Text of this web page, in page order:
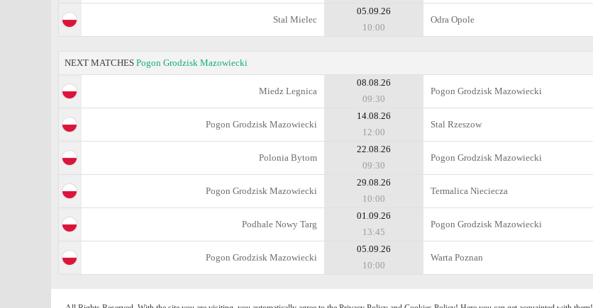
Stal Mielec
05.09.26
10:00
Odra Opole
NEXT MATCHES Pogon Grodzisk Mazowiecki
Miedz Legnica
08.08.26
09:30
Pogon Grodzisk Mazowiecki
Pogon Grodzisk Mazowiecki
14.08.26
12:00
Stal Rzeszow
Polonia Bytom
22.08.26
09:30
Pogon Grodzisk Mazowiecki
Pogon Grodzisk Mazowiecki
29.08.26
10:00
Termalica Nieciecza
Podhale Nowy Targ
01.09.26
13:45
Pogon Grodzisk Mazowiecki
Pogon Grodzisk Mazowiecki
05.09.26
10:00
Warta Poznan